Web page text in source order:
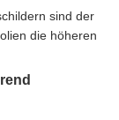
sind der
die höheren